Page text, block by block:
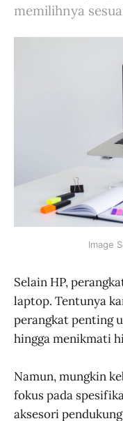
memilihnya
Image
Selain HP,
laptop. Tentunya
perangkat penting
hingga menikmati
Namun, mungkin
fokus pada
aksesori